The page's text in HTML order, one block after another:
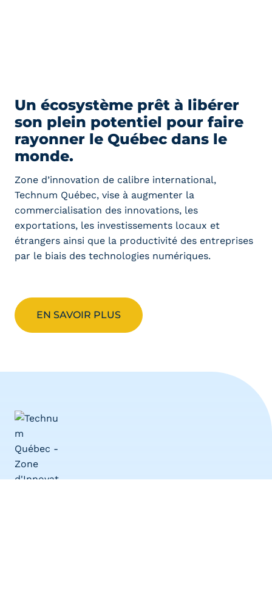
Un écosystème prêt à libérer
son plein potentiel pour faire
rayonner le Québec dans le
monde.
Zone d’innovation de calibre international,
Technum Québec, vise à augmenter la
commercialisation des innovations, les
exportations, les investissements locaux et
étrangers ainsi que la productivité des entreprises
par le biais des technologies numériques.
EN SAVOIR PLUS